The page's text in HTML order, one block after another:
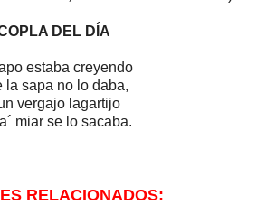
DEL DÍA
estaba creyendo
la sapa no lo daba,
vergajo lagartijo
miar se lo sacaba.
RELACIONADOS: